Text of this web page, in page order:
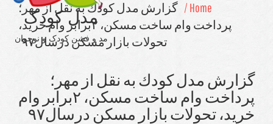
مدل کودک
مد و فشن کودک و نوجوان
گزارش مدل كودك به نقل از مهر؛
پرداخت وام ساخت مسكن، ۲برابر وام خرید،
تحولات بازار مسكن درسال۹۷
مدل كودك به نقل از مهر؛
پرداخت وام ساخت مسكن، ۲برابر وام
تحولات بازار مسكن درسال۹۷